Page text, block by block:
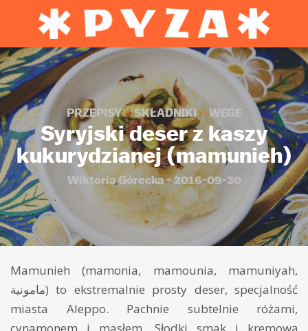
PRZEPISY SKŁADNIKI WEGE
Syryjski deser z kaszy
kukurydzianej (mamunieh)
Wiktoria Górecka - 2016-09-30
Mamunieh (mamonia, mamounia, mamuniyah,
مامونية) to ekstremalnie prosty deser, specjalność
miasta Aleppo. Pachnie subtelnie różami,